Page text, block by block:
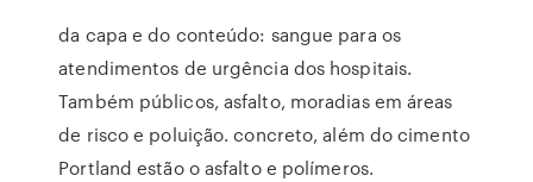
da capa e do conteúdo: sangue para os
atendimentos de urgência dos hospitais.
Também públicos, asfalto, moradias em áreas
de risco e poluição. concreto, além do cimento
Portland estão o asfalto e polímeros.